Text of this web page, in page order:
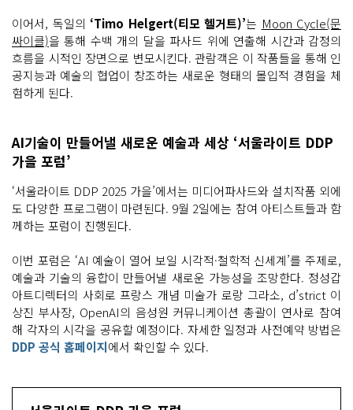
이어서, 독일의 ‘Timo Helgert(티모 헬거트)’는 Moon Cycle(문
싸이클)을 통해 수백 개의 달을 파사드 위에 연출해 시간과 감정의
흐름을 시적인 장면으로 변모시킨다. 관람객은 이 작품들을 통해 인
공지능과 예술의 협업이 창조하는 새로운 형태의 몰입적 경험을 체
험하게 된다.
AI기술이 만들어낼 새로운 예술과 세상 ‘서울라이트 DDP
가을 포럼’
‘서울라이트 DDP 2025 가을’에서는 미디어파사드와 설치작품 외에
도 다양한 프로그램이 마련된다. 9월 2일에는 참여 아티스트들과 함
께하는 포럼이 진행된다.
이번 포럼은 ‘AI 예술이 열어 보일 시각적·철학적 신세계’를 주제로,
예술과 기술의 융합이 만들어낼 새로운 가능성을 조망한다. 정성갑
아트디렉터의 사회로 프랑스 개념 미술가 로랑 그라소, d’strict 이
상진 부사장, OpenAI의 음성원 커뮤니케이션 총괄이 연사로 참여
해 각자의 시각을 공유할 예정이다. 자세한 일정과 사전예약 방법은
DDP 공식 홈페이지에서 확인할 수 있다.